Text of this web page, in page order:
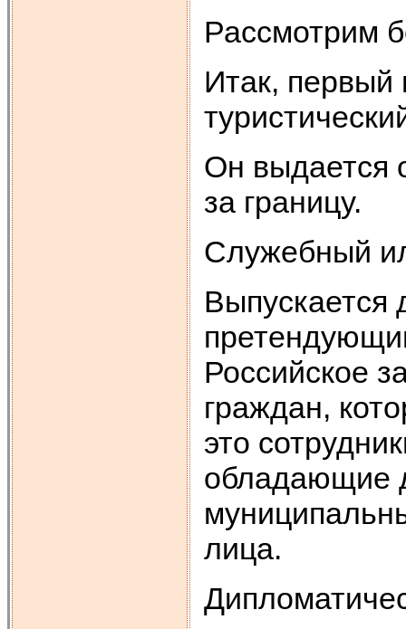
Рассмотрим
Итак, первый
Он выдается
за границу.
Служебный
Выпускается
Российское
граждан,
это
обладающие
лица.